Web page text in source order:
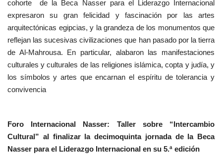
cohorte de la Beca Nasser para el Liderazgo Internacional
expresaron su gran felicidad y fascinación por las artes
arquitectónicas egipcias, y la grandeza de los monumentos que
reflejan las sucesivas civilizaciones que han pasado por la tierra
de Al-Mahrousa. En particular, alabaron las manifestaciones
culturales y culturales de las religiones islámica, copta y judía, y
los símbolos y artes que encarnan el espíritu de tolerancia y
convivencia
Foro Internacional Nasser: Taller sobre “Intercambio
Cultural” al finalizar la decimoquinta jornada de la Beca
Nasser para el Liderazgo Internacional en su 5.ª edición